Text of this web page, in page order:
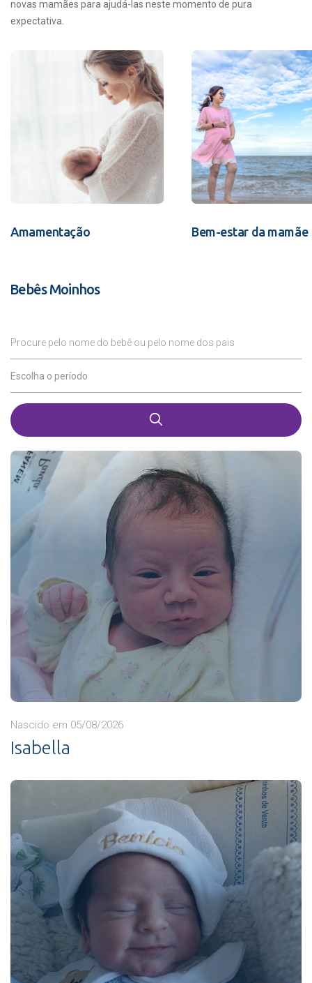
novas mamães para ajudá-las neste momento de pura
expectativa.
Amamentação Bem-estar da mamãe
Bebês Moinhos
Procure pelo nome do bebê ou pelo nome dos pais
Escolha o período
Nascido em 05/08/2026
Isabella